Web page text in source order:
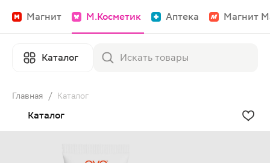
Магнит М.Косметик Аптека Магнит
Каталог
Главная / Каталог
Каталог